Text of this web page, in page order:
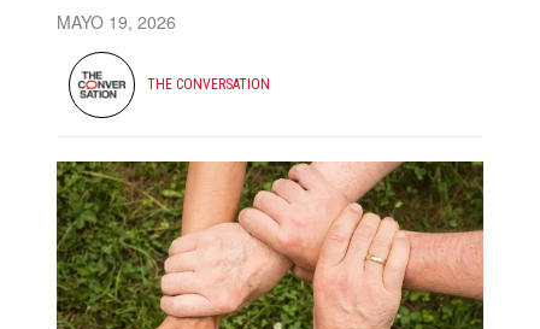
MAYO 19, 2026
THE CONVERSATION